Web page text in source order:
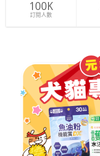
100K
訂閱人數